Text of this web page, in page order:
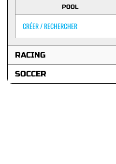
POOL
CRÉER / RECHERCHER
RACING
SOCCER